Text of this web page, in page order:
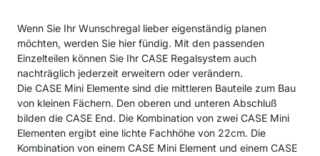
Wenn Sie Ihr Wunschregal lieber eigenständig planen
möchten, werden Sie hier fündig. Mit den passenden
Einzelteilen können Sie Ihr CASE Regalsystem auch
nachträglich jederzeit erweitern oder verändern.
Die CASE Mini Elemente sind die mittleren Bauteile zum Bau
von kleinen Fächern. Den oberen und unteren Abschluß
bilden die CASE End. Die Kombination von zwei CASE Mini
Elementen ergibt eine lichte Fachhöhe von 22cm. Die
Kombination von einem CASE Mini Element und einem CASE